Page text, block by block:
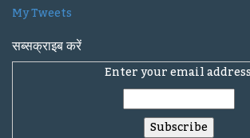
My Tweets
सब्सक्राइब करें
Enter your email